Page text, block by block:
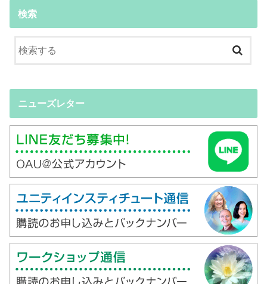
検索
ニューズレター